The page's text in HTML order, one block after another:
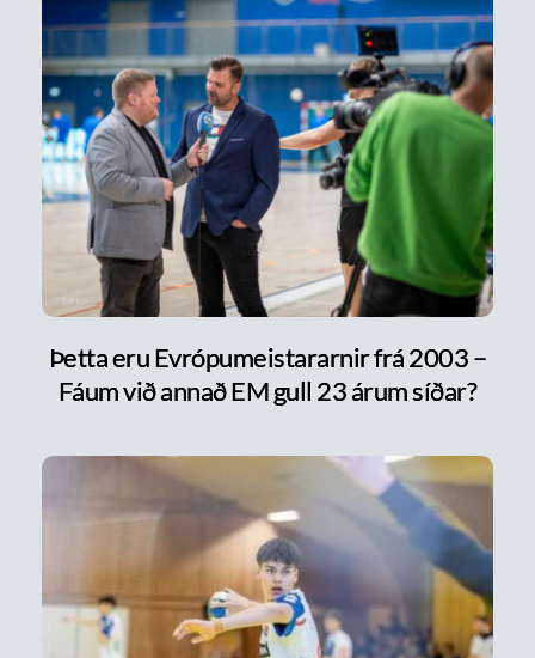
Þetta eru Evrópumeistararnir frá 2003 –
Fáum við annað EM gull 23 árum síðar?